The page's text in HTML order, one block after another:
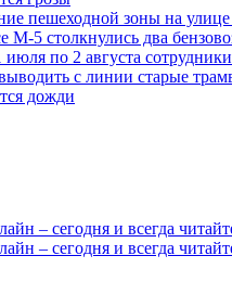
пешеходной зоны на
М-5 столкнулись два
по 2 августа
с линии старые
дожди